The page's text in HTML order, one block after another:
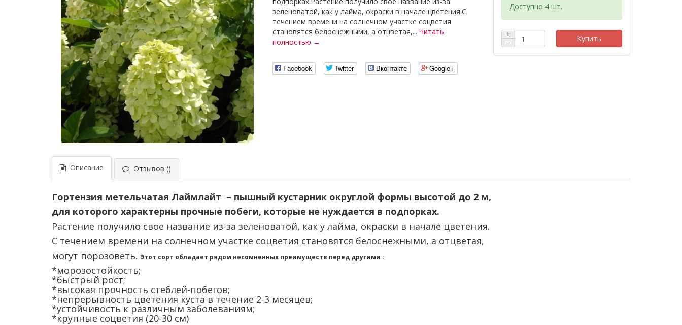
зеленоватой, как у лайма, окраски в начале цветения.С
течением времени на солнечном участке соцветия
становятся белоснежными, а отцветая,... Читать
полностью →
Facebook Twitter Вконтакте Google+
Доступно 4 шт.
+
−
Купить
Описание Отзывов ()
Гортензия метельчатая Лаймлайт – пышный кустарник округлой формы высотой до 2 м,
для которого характерны прочные побеги, которые не нуждается в подпорках.
Растение получило свое название из-за зеленоватой, как у лайма, окраски в начале цветения.
С течением времени на солнечном участке соцветия становятся белоснежными, а отцветая,
могут порозоветь. Этот сорт обладает рядом несомненных преимуществ перед другими :
*морозостойкость;
*быстрый рост;
*высокая прочность стеблей-побегов;
*непрерывность цветения куста в течение 2-3 месяцев;
*устойчивость к различным заболеваниям;
*крупные соцветия (20-30 см)